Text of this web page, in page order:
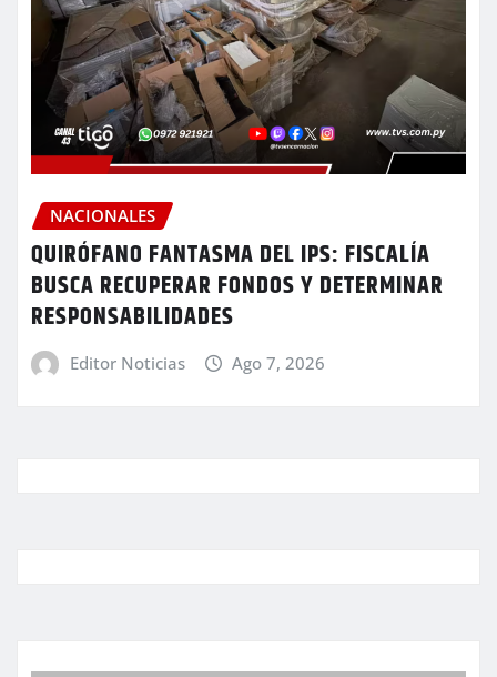
NACIONALES
QUIRÓFANO FANTASMA DEL IPS: FISCALÍA
BUSCA RECUPERAR FONDOS Y DETERMINAR
RESPONSABILIDADES
Editor Noticias Ago 7, 2026